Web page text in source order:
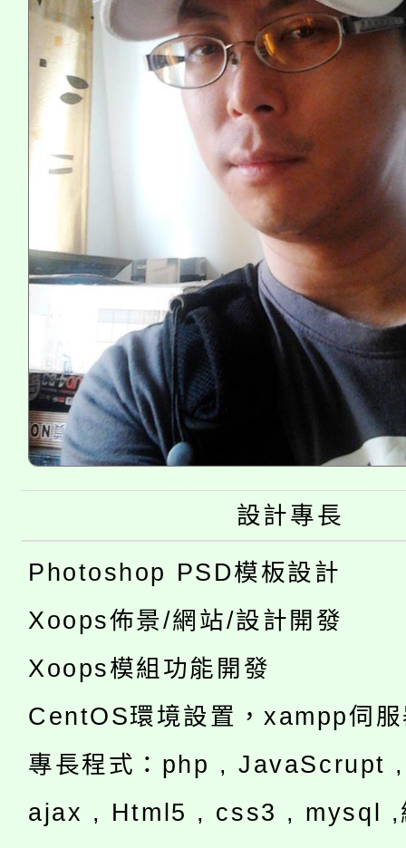
設計專長
Photoshop PSD模板設計
Xoops佈景/網站/設計開發
Xoops模組功能開發
CentOS環境設置，xampp伺
專長程式：php , JavaScrupt
ajax , Html5 , css3 , mysql ,